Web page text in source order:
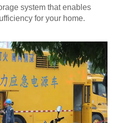
system that enables
for your home.